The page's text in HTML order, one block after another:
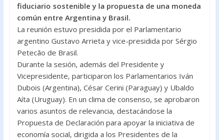
fiduciario sostenible y la propuesta de una moneda
común entre Argentina y Brasil.
La reunión estuvo presidida por el Parlamentario
argentino Gustavo Arrieta y vice-presidida por Sérgio
Petecão de Brasil.
Durante la sesión, además del Presidente y
Vicepresidente, participaron los Parlamentarios Iván
Dubois (Argentina), César Cerini (Paraguay) y Ubaldo
Aíta (Uruguay). En un clima de consenso, se aprobaron
varios asuntos de relevancia, destacándose la
Propuesta de Declaración para apoyar la iniciativa de
economía social, dirigida a los Presidentes de la